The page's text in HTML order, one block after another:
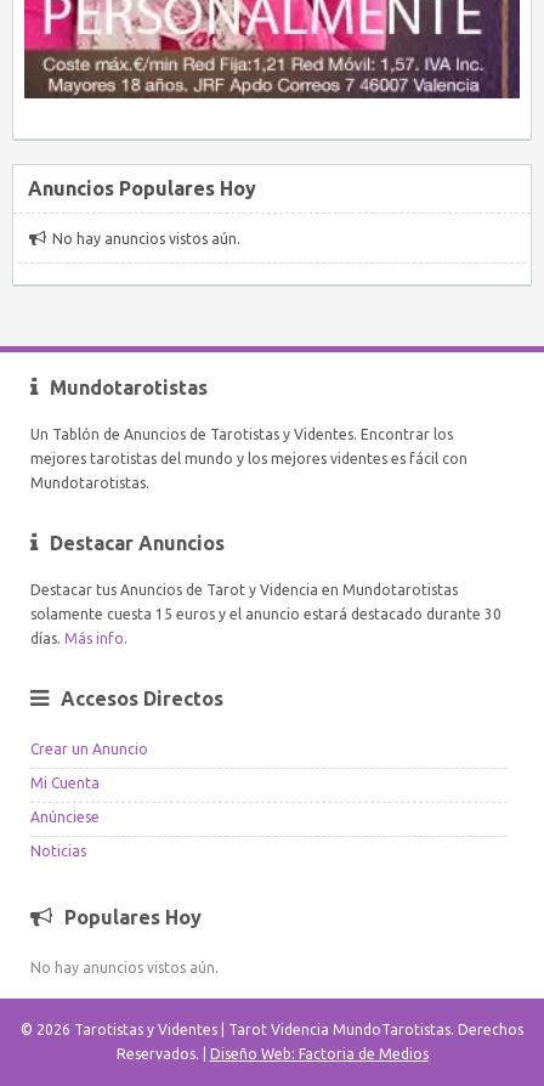
Anuncios Populares Hoy
No hay anuncios vistos aún.
Mundotarotistas
Un Tablón de Anuncios de Tarotistas y Videntes. Encontrar los
mejores tarotistas del mundo y los mejores videntes es fácil con
Mundotarotistas.
Destacar Anuncios
Destacar tus Anuncios de Tarot y Videncia en Mundotarotistas
solamente cuesta 15 euros y el anuncio estará destacado durante 30
días. Más info.
Accesos Directos
Crear un Anuncio
Mi Cuenta
Anúnciese
Noticias
Populares Hoy
No hay anuncios vistos aún.
© 2026 Tarotistas y Videntes | Tarot Videncia MundoTarotistas. Derechos
Reservados. |
Diseño Web: Factoria de Medios